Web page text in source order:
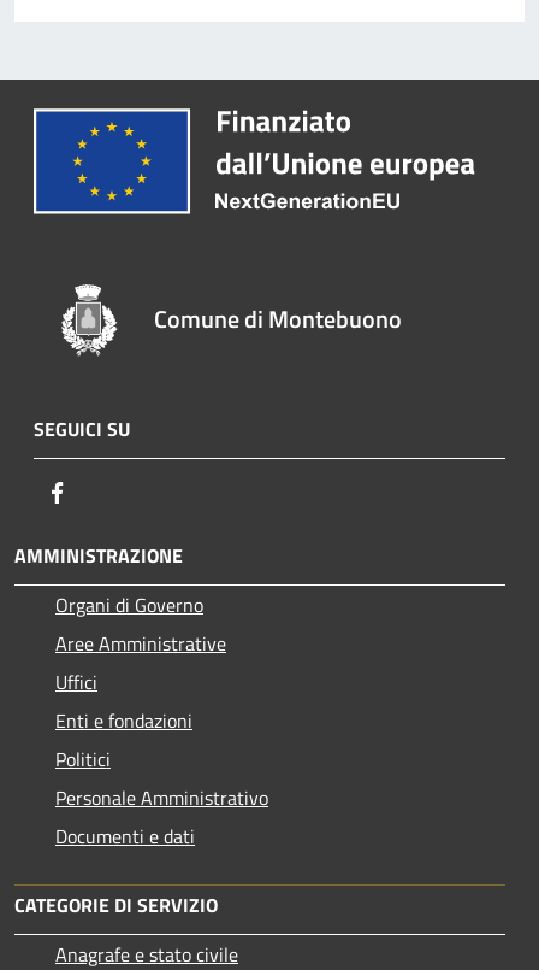
Comune di Montebuono
SEGUICI SU
AMMINISTRAZIONE
Organi di Governo
Aree Amministrative
Uffici
Enti e fondazioni
Politici
Personale Amministrativo
Documenti e dati
CATEGORIE DI SERVIZIO
Anagrafe e stato civile